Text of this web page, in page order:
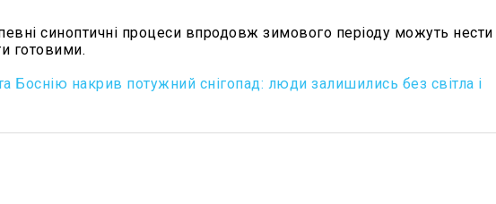
синоптичні процеси впродовж зимового періоду можуть нести
готовими.
Боснію накрив потужний снігопад: люди залишились без світла і